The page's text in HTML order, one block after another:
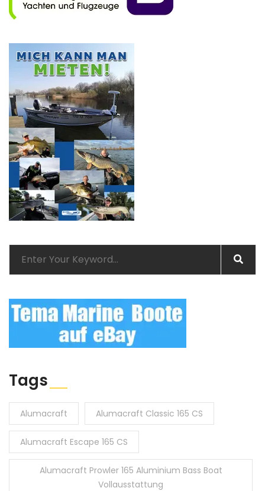
Tags
Alumacraft Alumacraft Classic 165 CS
Alumacraft Escape 165 CS
Alumacraft Prowler 165 Aluminium Bass Boat
Vollausstattung